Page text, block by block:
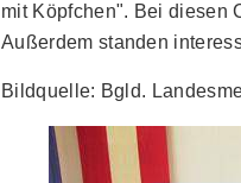
mit Köpfchen". Bei diesen
Außerdem standen
Bildquelle: Bgld.